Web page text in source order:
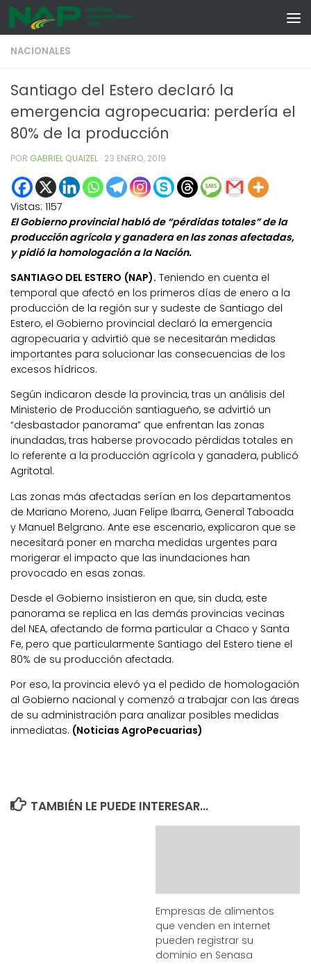
Skip to content
NACIONALES
Santiago del Estero declaró la
emergencia agropecuaria: perdería el
80% de la producción
POR GABRIEL QUAIZEL · 23 ENERO, 2019
Vistas: 1157
El Gobierno provincial habló de “pérdidas totales” de la
producción agrícola y ganadera en las zonas afectadas,
y pidió la homologación a la Nación.
SANTIAGO DEL ESTERO (NAP). Teniendo en cuenta el
temporal que afectó en los primeros días de enero a la
producción de la región sur y sudeste de Santiago del
Estero, el Gobierno provincial declaró la emergencia
agropecuaria y advirtió que se necesitarán medidas
importantes para solucionar las consecuencias de los
excesos hídricos.
Según indicaron desde la provincia, tras un análisis del
Ministerio de Producción santiagueño, se advirtió un
“desbastador panorama” que enfrentan las zonas
inundadas, tras haberse provocado pérdidas totales en
lo referente a la producción agrícola y ganadera, publicó
Agritotal.
Las zonas más afectadas serían en los departamentos
de Mariano Moreno, Juan Felipe Ibarra, General Taboada
y Manuel Belgrano. Ante ese escenario, explicaron que se
necesitará poner en marcha medidas urgentes para
morigerar el impacto que las inundaciones han
provocado en esas zonas.
Desde el Gobierno insistieron en que, sin duda, este
panorama se replica en las demás provincias vecinas
del NEA, afectando de forma particular a Chaco y Santa
Fe, pero que particularmente Santiago del Estero tiene el
80% de su producción afectada.
Por eso, la provincia elevó ya el pedido de homologación
al Gobierno nacional y comenzó a trabajar con las áreas
de su administración para analizar posibles medidas
inmediatas. (Noticias AgroPecuarias)
TAMBIÉN LE PUEDE INTERESAR...
Empresas de alimentos
que venden en internet
pueden registrar su
dominio en Senasa